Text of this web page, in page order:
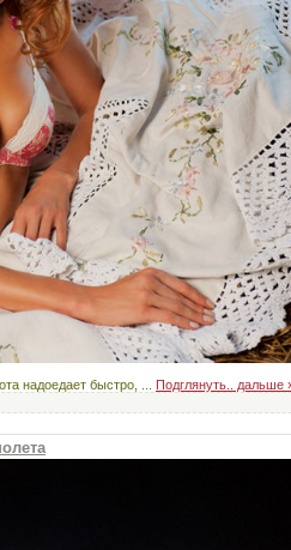
надоедает быстро, Подглянуть.. дальше